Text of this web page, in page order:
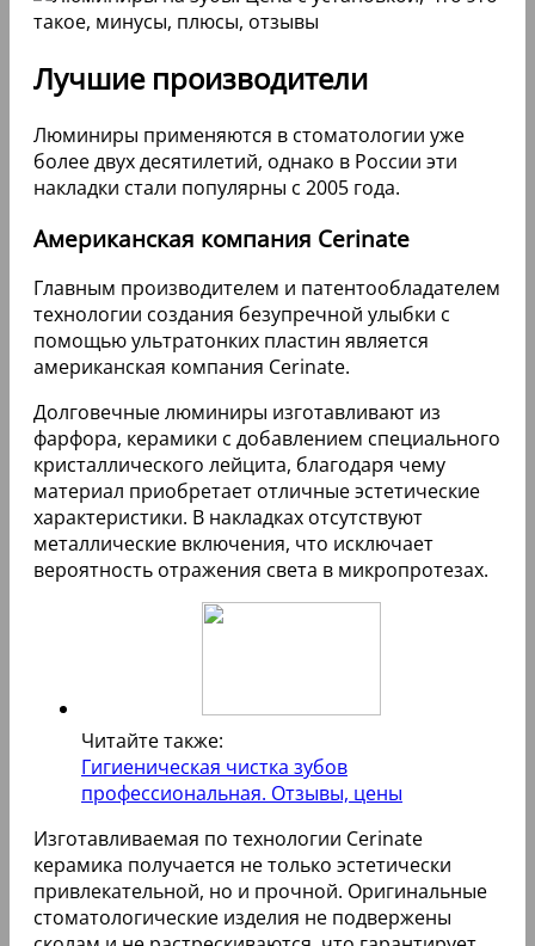
Профессиональная
чистка зубов
не во всех случаях накладки
пятна и зубной камень. Для
чистки используются
стоматологические
инструменты либо
ультразвук.
Отбеливание
осветление эмали
было проще подобрать цвет
люминиров. Стоимость этой
процедуры может достигать
6000 руб.
Для фиксации накладок используется
специальный фторсодержащий клей, который
поставляется вместе с люминирами. В
единичных случаях перед процедурой может
понадобиться шлифовка зубов, для проведения
которой стоматолог может задействовать
местную анестезию (по просьбе пациента).
После фиксации пластин может потребоваться
цвету, тогда стоматолог может прибегнуть к
отбеливанию, либо задействует композитный
материал.
Лучшие производители